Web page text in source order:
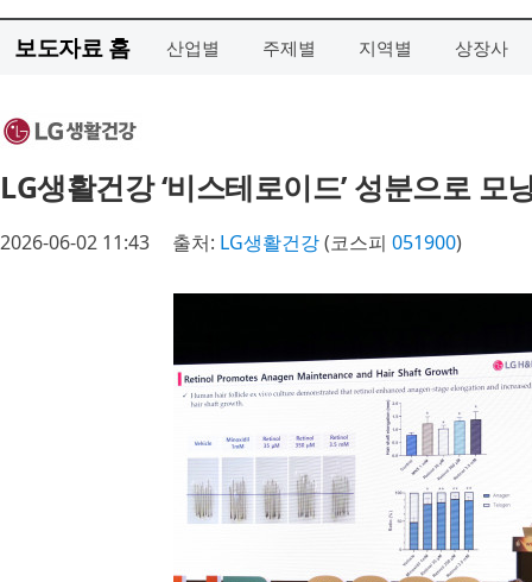
보도자료 홈 산업별 주제별 지역별 상장사
LG생활건강 ‘비스테로이드’ 성분으로 모
2026-06-02 11:43 출처: LG생활건강(코스피 051900)